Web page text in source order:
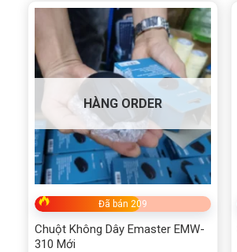
HÀNG ORDER
Đã bán 209
Chuột Không Dây Emaster EMW-
310 Mới